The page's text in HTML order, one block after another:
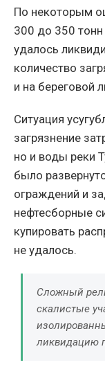
По некоторым
300 до 350 тонн
удалось
количество
и на береговой
Ситуация
загрязнение
но и воды реки
было
ограждений и
нефтесборные
купировать
не удалось.
Сложный
скалистые
ликвидацию